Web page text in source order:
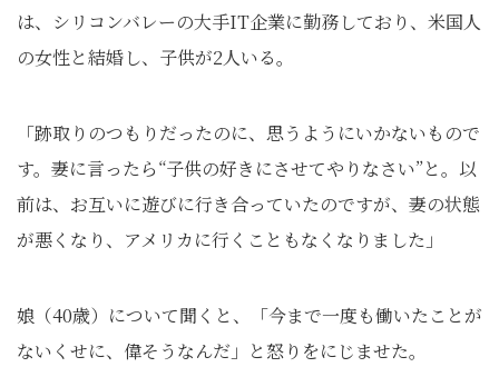
は、シリコンバレーの大手IT企業に勤務しており、米国人
の女性と結婚し、子供が2人いる。
「跡取りのつもりだったのに、思うようにいかないもので
す。妻に言ったら“子供の好きにさせてやりなさい”と。以
前は、お互いに遊びに行き合っていたのですが、妻の状態
が悪くなり、アメリカに行くこともなくなりました」
娘（40歳）について聞くと、「今まで一度も働いたことが
ないくせに、偉そうなんだ」と怒りをにじませた。